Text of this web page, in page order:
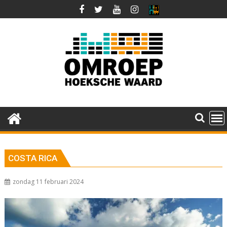
naar
COSTA RICA
zondag 11 februari 2024